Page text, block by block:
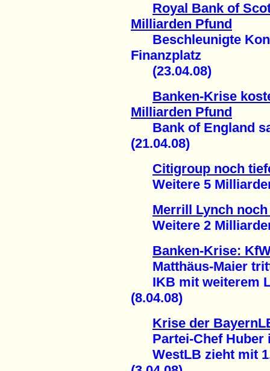
Royal Bank of
Milliarden Pfund
Beschleunigte
Finanzplatz
(23.04.08)
Banken-Krise
Milliarden Pfund
Bank of England
(21.04.08)
Citigroup noch
Weitere 5
Merrill Lynch
Weitere 2
Banken-Krise:
Matthäus-Maier
IKB mit weiterem
(8.04.08)
Krise der
Partei-Chef Huber
WestLB zieht mit